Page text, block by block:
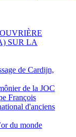
SUR LA
de Cardijn,
de la JOC
François
d'anciens
du monde